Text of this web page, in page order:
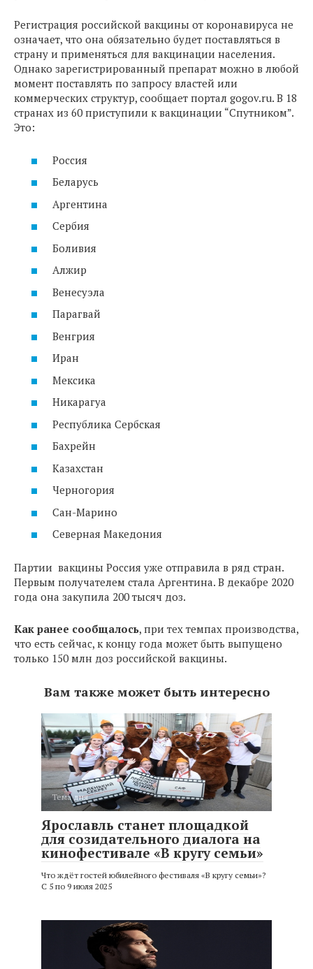
Регистрация российской вакцины от коронавируса не
означает, что она обязательно будет поставляться в
страну и применяться для вакцинации населения.
Однако зарегистрированный препарат можно в любой
момент поставлять по запросу властей или
коммерческих структур, сообщает портал gogov.ru. В 18
странах из 60 приступили к вакцинации “Спутником”.
Это:
Россия
Беларусь
Аргентина
Сербия
Боливия
Алжир
Венесуэла
Парагвай
Венгрия
Иран
Мексика
Никарагуа
Республика Сербская
Бахрейн
Казахстан
Черногория
Сан-Марино
Северная Македония
Партии вакцины Россия уже отправила в ряд стран.
Первым получателем стала Аргентина. В декабре 2020
года она закупила 200 тысяч доз.
Как ранее сообщалось, при тех темпах производства,
что есть сейчас, к концу года может быть выпущено
только 150 млн доз российской вакцины.
Вам также может быть интересно
Тема дня
Ярославль станет площадкой
для созидательного диалога на
кинофестивале «В кругу семьи»
Что ждёт гостей юбилейного фестиваля «В кругу семьи»?
С 5 по 9 июля 2025